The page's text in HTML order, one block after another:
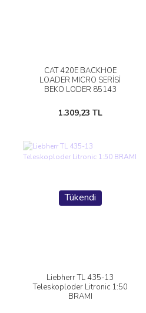
CAT 420E BACKHOE
LOADER MICRO SERİSİ
BEKO LODER 85143
1.309,23 TL
Tükendi
Liebherr TL 435-13
Teleskoploder Litronic 1:50
BRAMI